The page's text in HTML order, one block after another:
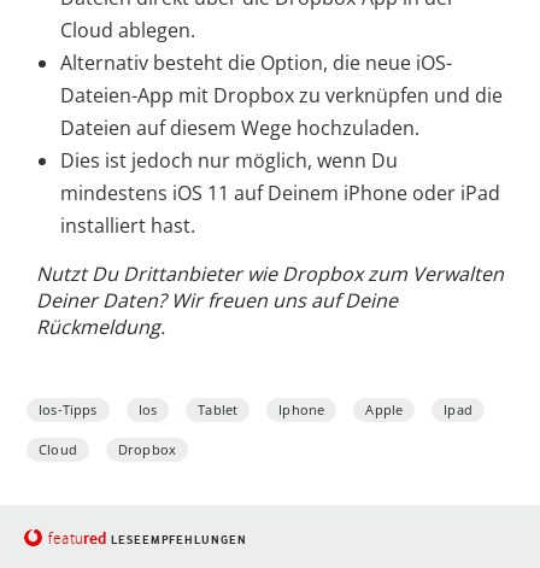
Cloud ablegen.
Alternativ besteht die Option, die neue iOS-
Dateien-App mit Dropbox zu verknüpfen und die
Dateien auf diesem Wege hochzuladen.
Dies ist jedoch nur möglich, wenn Du
mindestens iOS 11 auf Deinem iPhone oder iPad
installiert hast.
Nutzt Du Drittanbieter wie Dropbox zum Verwalten
Deiner Daten? Wir freuen uns auf Deine
Rückmeldung.
Ios-Tipps Ios Tablet Iphone Apple Ipad
Cloud Dropbox
featured LESEEMPFEHLUNGEN